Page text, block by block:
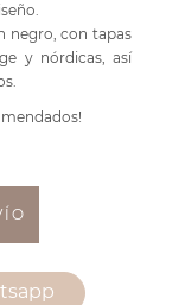
negro, con tapas
y nórdicas, así